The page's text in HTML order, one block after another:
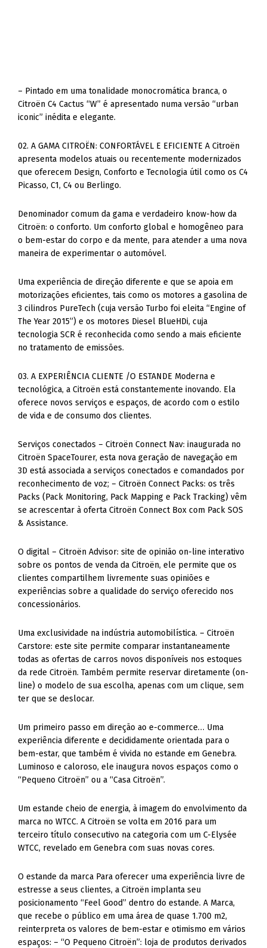
– Pintado em uma tonalidade monocromática branca, o
Citroën C4 Cactus “W” é apresentado numa versão “urban
iconic” inédita e elegante.
02. A GAMA CITROËN: CONFORTÁVEL E EFICIENTE A Citroën
apresenta modelos atuais ou recentemente modernizados
que oferecem Design, Conforto e Tecnologia útil como os C4
Picasso, C1, C4 ou Berlingo.
Denominador comum da gama e verdadeiro know-how da
Citroën: o conforto. Um conforto global e homogêneo para
o bem-estar do corpo e da mente, para atender a uma nova
maneira de experimentar o automóvel.
Uma experiência de direção diferente e que se apoia em
motorizações eficientes, tais como os motores a gasolina de
3 cilindros PureTech (cuja versão Turbo foi eleita “Engine of
The Year 2015”) e os motores Diesel BlueHDi, cuja
tecnologia SCR é reconhecida como sendo a mais eficiente
no tratamento de emissões.
03. A EXPERIÊNCIA CLIENTE /O ESTANDE Moderna e
tecnológica, a Citroën está constantemente inovando. Ela
oferece novos serviços e espaços, de acordo com o estilo
de vida e de consumo dos clientes.
Serviços conectados – Citroën Connect Nav: inaugurada no
Citroën SpaceTourer, esta nova geração de navegação em
3D está associada a serviços conectados e comandados por
reconhecimento de voz; – Citroën Connect Packs: os três
Packs (Pack Monitoring, Pack Mapping e Pack Tracking) vêm
se acrescentar à oferta Citroën Connect Box com Pack SOS
& Assistance.
O digital – Citroën Advisor: site de opinião on-line interativo
sobre os pontos de venda da Citroën, ele permite que os
clientes compartilhem livremente suas opiniões e
experiências sobre a qualidade do serviço oferecido nos
concessionários.
Uma exclusividade na indústria automobilística. – Citroën
Carstore: este site permite comparar instantaneamente
todas as ofertas de carros novos disponíveis nos estoques
da rede Citroën. Também permite reservar diretamente (on-
line) o modelo de sua escolha, apenas com um clique, sem
ter que se deslocar.
Um primeiro passo em direção ao e-commerce… Uma
experiência diferente e decididamente orientada para o
bem-estar, que também é vivida no estande em Genebra.
Luminoso e caloroso, ele inaugura novos espaços como o
“Pequeno Citroën” ou a “Casa Citroën”.
Um estande cheio de energia, à imagem do envolvimento da
marca no WTCC. A Citroën se volta em 2016 para um
terceiro título consecutivo na categoria com um C-Elysée
WTCC, revelado em Genebra com suas novas cores.
O estande da marca Para oferecer uma experiência livre de
estresse a seus clientes, a Citroën implanta seu
posicionamento “Feel Good” dentro do estande. A Marca,
que recebe o público em uma área de quase 1.700 m2,
reinterpreta os valores de bem-estar e otimismo em vários
espaços: – “O Pequeno Citroën”: loja de produtos derivados